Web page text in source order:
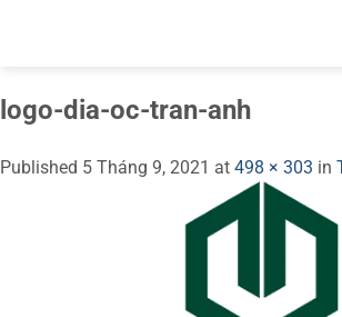
logo-dia-oc-tran-anh
Published 5 Tháng 9, 2021 at 498 × 303 in